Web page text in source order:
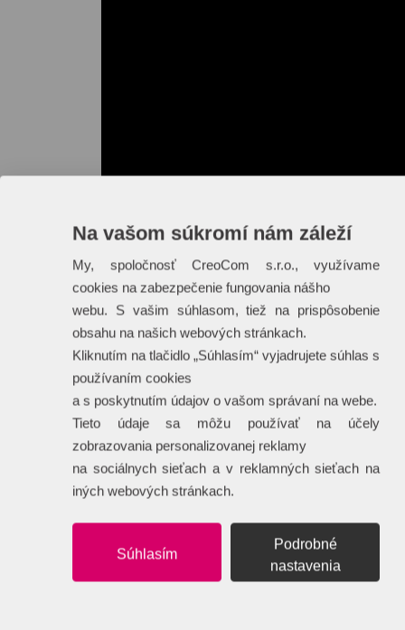
Na vašom súkromí nám záleží
My, spoločnosť CreoCom s.r.o., využívame
cookies na zabezpečenie fungovania nášho
webu. S vašim súhlasom, tiež na prispôsobenie
obsahu na našich webových stránkach.
Kliknutím na tlačidlo „Súhlasím“ vyjadrujete súhlas s
používaním cookies
a s poskytnutím údajov o vašom správaní na webe.
Tieto údaje sa môžu používať na účely
zobrazovania personalizovanej reklamy
na sociálnych sieťach a v reklamných sieťach na
iných webových stránkach.
Súhlasím
Podrobné
nastavenia